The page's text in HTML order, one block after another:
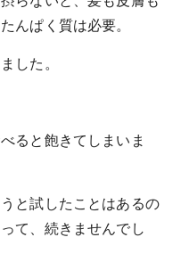
んぱく質は必要。
した。
ると飽きてしまいま
と試したことはあるの
て、続きませんでし